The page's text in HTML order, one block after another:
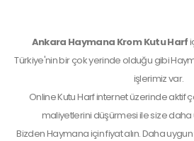
Ankara Haymana Krom Kutu Harf
Türkiye'nin bir çok yerinde olduğu gibi
işlerimiz var.
Online Kutu Harf internet üzerinde aktif
maliyetlerini düşürmesi ile size daha
BizdenHaymanaiçin fiyat alın. Daha